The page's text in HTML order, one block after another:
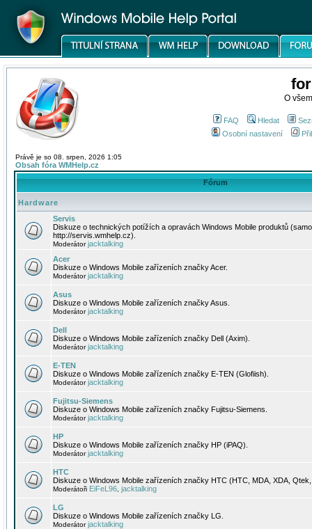
O
FAQ Hledat
Osobní nastavení
Právě je so 08. srpen, 2026 1:05
Obsah fóra WMHelp.cz
Fórum
Hardware
Servis
Diskuze o technických potížích a opravách Windows Mobile produktů
http://servis.wmhelp.cz).
Moderátorjacktalking
Acer
Diskuze o Windows Mobile zařízeních značky Acer.
Moderátorjacktalking
Asus
Diskuze o Windows Mobile zařízeních značky Asus.
Moderátorjacktalking
Dell
Diskuze o Windows Mobile zařízeních značky Dell (Axim).
Moderátorjacktalking
E-TEN
Diskuze o Windows Mobile zařízeních značky E-TEN (Glofiish).
Moderátorjacktalking
Fujitsu-Siemens
Diskuze o Windows Mobile zařízeních značky Fujitsu-Siemens.
Moderátorjacktalking
HP
Diskuze o Windows Mobile zařízeních značky HP (iPAQ).
Moderátorjacktalking
HTC
Diskuze o Windows Mobile zařízeních značky HTC (HTC, MDA, XDA,
Moderátoři EiFeL96 jacktalking
LG
Diskuze o Windows Mobile zařízeních značky LG.
Moderátorjacktalking